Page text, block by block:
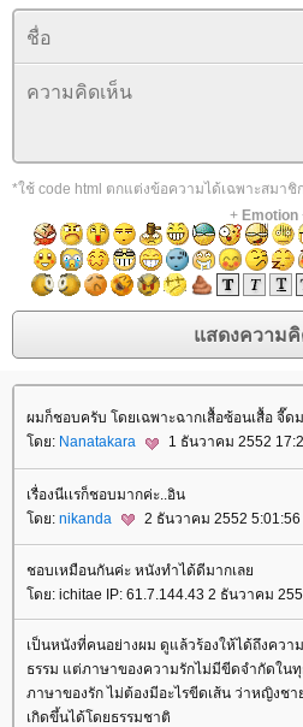
*ใช้ code html ตกแต่งข้อความได้เฉพาะสมาชิ
+ Emotion
ผมก็ชอบครับ โดยเฉพาะฉากเสื้อซ้อนเสื้อ จี๊ด
ดย: Nanatakara 1 ธันวาคม 2552
เรื่องนีเเรก็ชอบมากค่ะ..อิน
ดย: nikanda 2 ธันวาคม 2552 5:01:56
ชอบเหมือนกันค่ะ หนังทำได้ดีมากเล
ดย: ichitae IP: 61.7.144.43 2 ธันวาคม
เป็นหนังที่คนอย่างผม ดูแล้วร้องให้ได้ถึงควา
ธรรม แต่ภาษาของความรักไม่มีขีดจำกัดในทุ
ภาษาของรัก ไม่ต้องมีอะไรขีดเส้น ว่าหญิงช
เกิดขึ้นได้โดยธรรมชาติ